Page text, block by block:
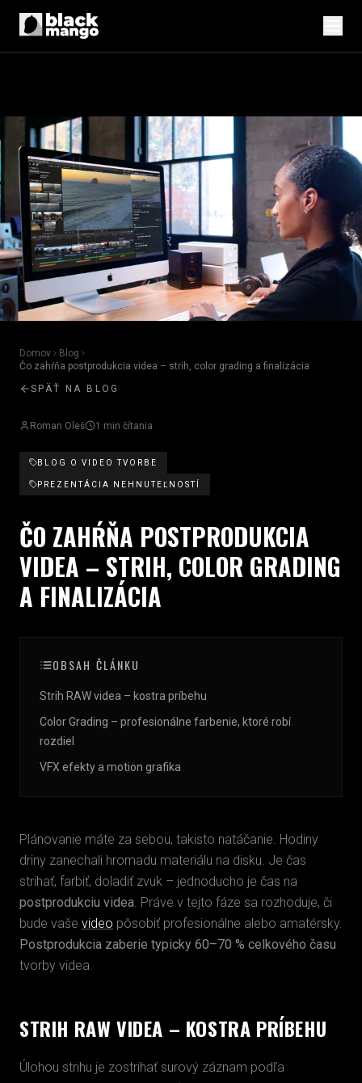
Domov
Blog
Čo zahŕňa postprodukcia videa – strih, color grading a finalizácia
SPÄŤ NA BLOG
Roman Oleš 1 min čítania
BLOG O VIDEO TVORBE
PREZENTÁCIA NEHNUTEĽNOSTÍ
ČO ZAHŔŇA POSTPRODUKCIA
VIDEA – STRIH, COLOR GRADING
A FINALIZÁCIA
OBSAH ČLÁNKU
Strih RAW videa – kostra príbehu
Color Grading – profesionálne farbenie, ktoré robí
rozdiel
VFX efekty a motion grafika
Plánovanie máte za sebou, takisto natáčanie. Hodiny
driny zanechali hromadu materiálu na disku. Je čas
strihať, farbiť, doladiť zvuk – jednoducho je čas na
postprodukciu videa . Práve v tejto fáze sa rozhoduje, či
bude vaše video pôsobiť profesionálne alebo amatérsky.
Postprodukcia zaberie typicky 60–70 % celkového času
tvorby videa.
STRIH RAW VIDEA – KOSTRA PRÍBEHU
Úlohou strihu je zostrihať surový záznam podľa